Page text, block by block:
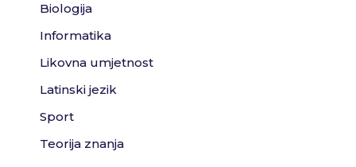
Biologija
Informatika
Likovna umjetnost
Latinski jezik
Sport
Teorija znanja